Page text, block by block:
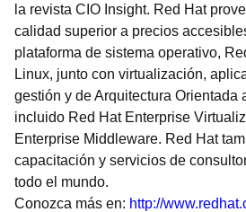
la revista CIO Insight. Red Hat
calidad superior a precios
plataforma de sistema operativo,
Linux, junto con virtualización,
gestión y de Arquitectura Orientada
incluido Red Hat Enterprise
Enterprise Middleware. Red Hat
capacitación y servicios de
todo el mundo.
Conozca más en: http://